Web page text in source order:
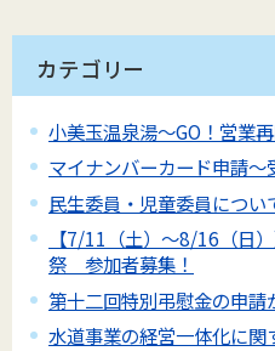
カテゴリー
小美玉温泉湯～GO！営業
マイナンバーカード申請～
民生委員・児童委員につい
【7/11（土）～8/16（日
祭 参加者募集！
第十二回特別弔慰金の申請
水道事業の経営一体化に